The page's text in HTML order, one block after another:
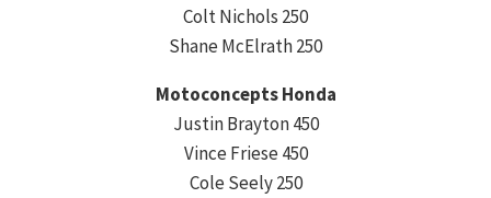
Colt Nichols 250
Shane McElrath 250
Motoconcepts Honda
Justin Brayton 450
Vince Friese 450
Cole Seely 250